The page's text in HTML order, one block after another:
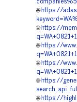
🌐 https://
🌐 https://
🌐 https://
🌐 https://
🌐 https://
🌐 https://